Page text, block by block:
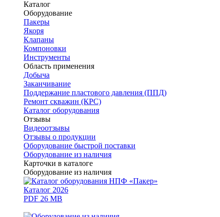
Каталог
Оборудование
Пакеры
Якоря
Клапаны
Компоновки
Инструменты
Область применения
Добыча
Заканчивание
Поддержание пластового давления (ППД)
Ремонт скважин (КРС)
Каталог оборудования
Отзывы
Видеоотзывы
Отзывы о продукции
Оборудование быстрой поставки
Оборудование из наличия
Карточки в каталоге
Оборудование из наличия
Каталог 2026
PDF 26 MB